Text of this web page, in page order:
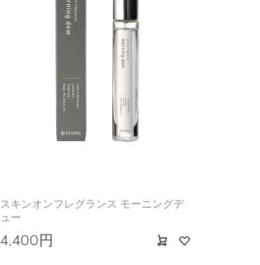
スキンオンフレグランス モーニングデ
ュー
4,400円